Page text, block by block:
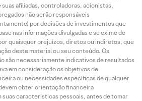
afiliadas, controladoras, acionistas,
não serão responsáveis
por decisões de investimentos que
nas informações divulgadas e se exime de
quaisquer prejuízos, diretos ou indiretos, que
deste material ou seu conteúdo. Os
são necessariamente indicativos de resultados
em consideração os objetivos de
ou necessidades específicas de qualquer
obter orientação financeira
suas características pessoais, antes de tomar